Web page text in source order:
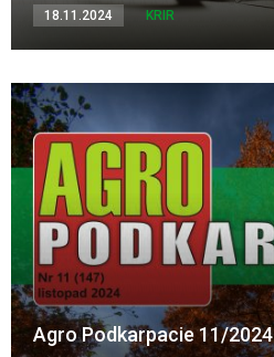
18.11.2024 KRIR
Agro Podkarpacie 11/2024